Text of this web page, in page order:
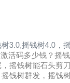
3.0,摇钱树4.0，
活码多少钱？摇
摇钱树能石头剪
钱树群发，摇钱